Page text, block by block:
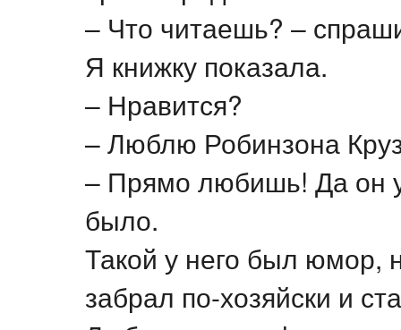
– Что читаешь? –
Я книжку показала.
– Нравится?
– Люблю Робинзона
– Прямо любишь! Да он
было.
Такой у него был юмор,
забрал по-хозяйски и